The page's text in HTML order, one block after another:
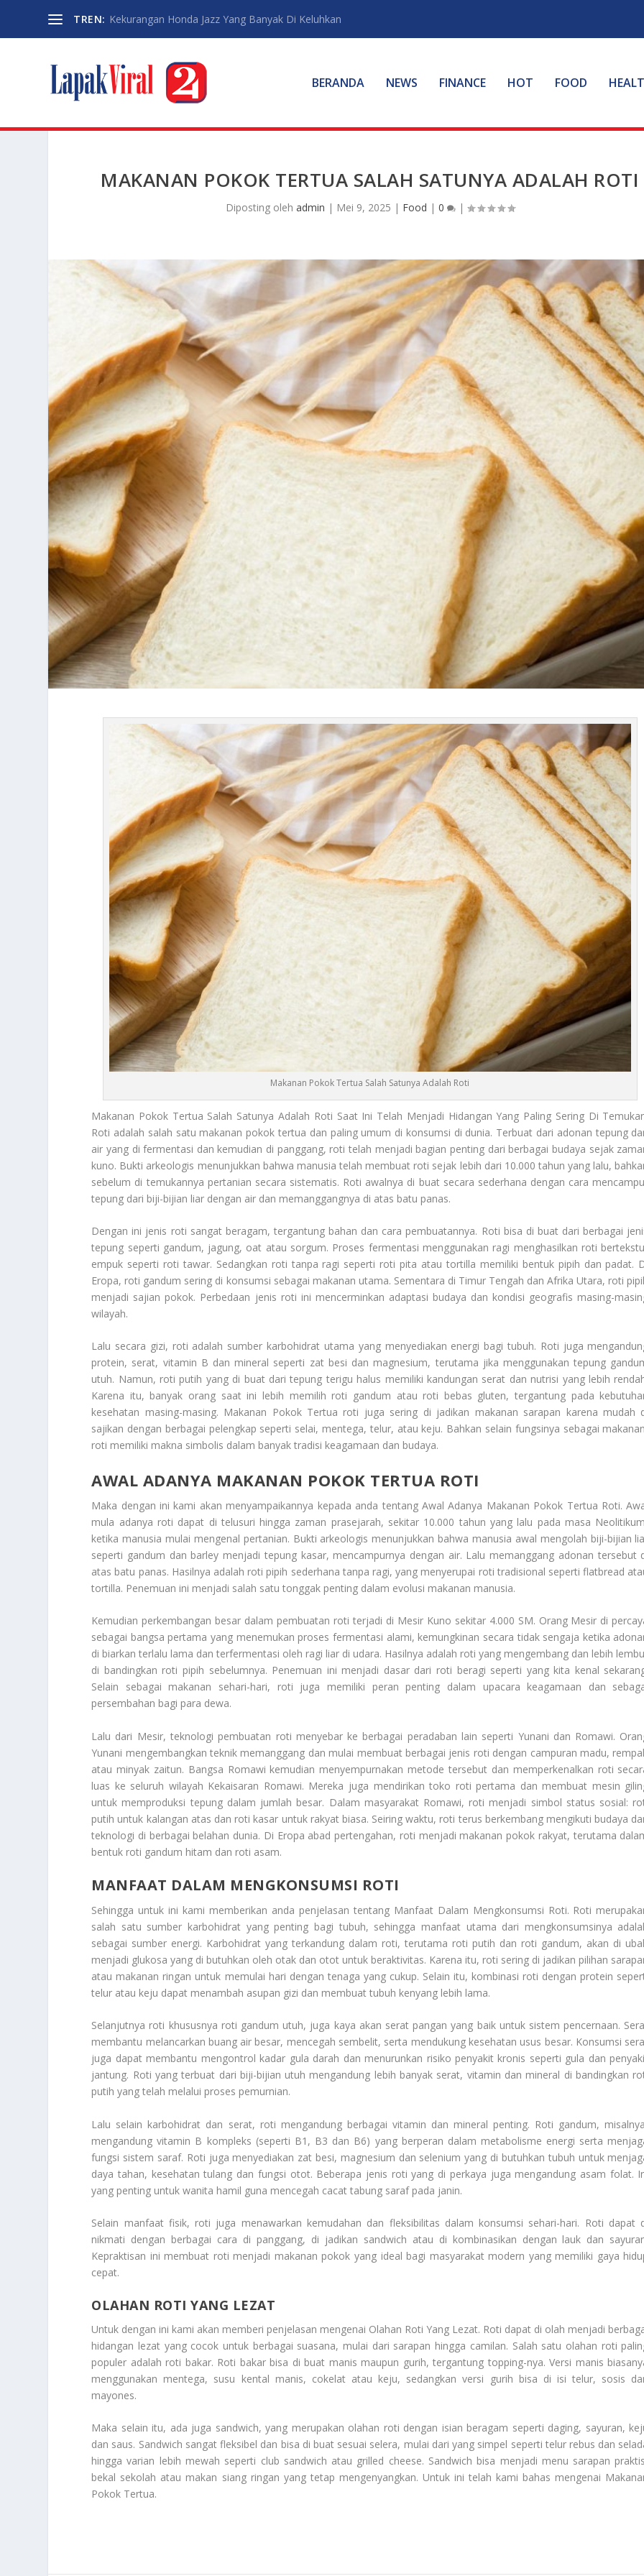
TREN: Kekurangan Honda Jazz Yang Banyak Di Keluhkan
BERANDA NEWS FINANCE HOT FOOD
MAKANAN POKOK TERTUA SALAH SATUNYA ADALAH ROTI
Diposting oleh admin | Mei 9, 2025 | Food | 0 |
Makanan Pokok Tertua Salah Satunya Adalah Roti
Makanan Pokok Tertua Salah Satunya Adalah Roti Saat Ini Telah Menjadi Hidangan Yang Paling Sering Di
Roti adalah salah satu makanan pokok tertua dan paling umum di konsumsi di dunia. Terbuat dari adonan tepung
air yang di fermentasi dan kemudian di panggang, roti telah menjadi bagian penting dari berbagai budaya sejak
kuno. Bukti arkeologis menunjukkan bahwa manusia telah membuat roti sejak lebih dari 10.000 tahun yang lalu,
sebelum di temukannya pertanian secara sistematis. Roti awalnya di buat secara sederhana dengan cara
tepung dari biji-bijian liar dengan air dan memanggangnya di atas batu panas.
Dengan ini jenis roti sangat beragam, tergantung bahan dan cara pembuatannya. Roti bisa di buat dari berbagai
tepung seperti gandum, jagung, oat atau sorgum. Proses fermentasi menggunakan ragi menghasilkan roti
empuk seperti roti tawar. Sedangkan roti tanpa ragi seperti roti pita atau tortilla memiliki bentuk pipih dan padat.
Eropa, roti gandum sering di konsumsi sebagai makanan utama. Sementara di Timur Tengah dan Afrika Utara, roti
menjadi sajian pokok. Perbedaan jenis roti ini mencerminkan adaptasi budaya dan kondisi geografis masing-
wilayah.
Lalu secara gizi, roti adalah sumber karbohidrat utama yang menyediakan energi bagi tubuh. Roti juga
protein, serat, vitamin B dan mineral seperti zat besi dan magnesium, terutama jika menggunakan tepung
utuh. Namun, roti putih yang di buat dari tepung terigu halus memiliki kandungan serat dan nutrisi yang lebih
Karena itu, banyak orang saat ini lebih memilih roti gandum atau roti bebas gluten, tergantung pada
kesehatan masing-masing. Makanan Pokok Tertua roti juga sering di jadikan makanan sarapan karena mudah
sajikan dengan berbagai pelengkap seperti selai, mentega, telur, atau keju. Bahkan selain fungsinya sebagai
roti memiliki makna simbolis dalam banyak tradisi keagamaan dan budaya.
AWAL ADANYA MAKANAN POKOK TERTUA ROTI
Maka dengan ini kami akan menyampaikannya kepada anda tentang Awal Adanya Makanan Pokok Tertua Roti.
mula adanya roti dapat di telusuri hingga zaman prasejarah, sekitar 10.000 tahun yang lalu pada masa
ketika manusia mulai mengenal pertanian. Bukti arkeologis menunjukkan bahwa manusia awal mengolah biji-bijian
seperti gandum dan barley menjadi tepung kasar, mencampurnya dengan air. Lalu memanggang adonan tersebut
atas batu panas. Hasilnya adalah roti pipih sederhana tanpa ragi, yang menyerupai roti tradisional seperti flatbread
tortilla. Penemuan ini menjadi salah satu tonggak penting dalam evolusi makanan manusia.
Kemudian perkembangan besar dalam pembuatan roti terjadi di Mesir Kuno sekitar 4.000 SM. Orang Mesir di
sebagai bangsa pertama yang menemukan proses fermentasi alami, kemungkinan secara tidak sengaja ketika
di biarkan terlalu lama dan terfermentasi oleh ragi liar di udara. Hasilnya adalah roti yang mengembang dan lebih
di bandingkan roti pipih sebelumnya. Penemuan ini menjadi dasar dari roti beragi seperti yang kita kenal
Selain sebagai makanan sehari-hari, roti juga memiliki peran penting dalam upacara keagamaan dan
persembahan bagi para dewa.
Lalu dari Mesir, teknologi pembuatan roti menyebar ke berbagai peradaban lain seperti Yunani dan Romawi.
Yunani mengembangkan teknik memanggang dan mulai membuat berbagai jenis roti dengan campuran madu,
atau minyak zaitun. Bangsa Romawi kemudian menyempurnakan metode tersebut dan memperkenalkan roti
luas ke seluruh wilayah Kekaisaran Romawi. Mereka juga mendirikan toko roti pertama dan membuat mesin
untuk memproduksi tepung dalam jumlah besar. Dalam masyarakat Romawi, roti menjadi simbol status sosial:
putih untuk kalangan atas dan roti kasar untuk rakyat biasa. Seiring waktu, roti terus berkembang mengikuti budaya
teknologi di berbagai belahan dunia. Di Eropa abad pertengahan, roti menjadi makanan pokok rakyat, terutama
bentuk roti gandum hitam dan roti asam.
MANFAAT DALAM MENGKONSUMSI ROTI
Sehingga untuk ini kami memberikan anda penjelasan tentang Manfaat Dalam Mengkonsumsi Roti. Roti
salah satu sumber karbohidrat yang penting bagi tubuh, sehingga manfaat utama dari mengkonsumsinya
sebagai sumber energi. Karbohidrat yang terkandung dalam roti, terutama roti putih dan roti gandum, akan di
menjadi glukosa yang di butuhkan oleh otak dan otot untuk beraktivitas. Karena itu, roti sering di jadikan pilihan
atau makanan ringan untuk memulai hari dengan tenaga yang cukup. Selain itu, kombinasi roti dengan protein
telur atau keju dapat menambah asupan gizi dan membuat tubuh kenyang lebih lama.
Selanjutnya roti khususnya roti gandum utuh, juga kaya akan serat pangan yang baik untuk sistem pencernaan.
membantu melancarkan buang air besar, mencegah sembelit, serta mendukung kesehatan usus besar. Konsumsi
juga dapat membantu mengontrol kadar gula darah dan menurunkan risiko penyakit kronis seperti gula dan
jantung. Roti yang terbuat dari biji-bijian utuh mengandung lebih banyak serat, vitamin dan mineral di bandingkan
putih yang telah melalui proses pemurnian.
Lalu selain karbohidrat dan serat, roti mengandung berbagai vitamin dan mineral penting. Roti gandum,
mengandung vitamin B kompleks (seperti B1, B3 dan B6) yang berperan dalam metabolisme energi serta
fungsi sistem saraf. Roti juga menyediakan zat besi, magnesium dan selenium yang di butuhkan tubuh untuk
daya tahan, kesehatan tulang dan fungsi otot. Beberapa jenis roti yang di perkaya juga mengandung asam folat.
yang penting untuk wanita hamil guna mencegah cacat tabung saraf pada janin.
Selain manfaat fisik, roti juga menawarkan kemudahan dan fleksibilitas dalam konsumsi sehari-hari. Roti dapat
nikmati dengan berbagai cara di panggang, di jadikan sandwich atau di kombinasikan dengan lauk dan
Kepraktisan ini membuat roti menjadi makanan pokok yang ideal bagi masyarakat modern yang memiliki gaya
cepat.
OLAHAN ROTI YANG LEZAT
Untuk dengan ini kami akan memberi penjelasan mengenai Olahan Roti Yang Lezat. Roti dapat di olah menjadi
hidangan lezat yang cocok untuk berbagai suasana, mulai dari sarapan hingga camilan. Salah satu olahan roti
populer adalah roti bakar. Roti bakar bisa di buat manis maupun gurih, tergantung topping-nya. Versi manis
menggunakan mentega, susu kental manis, cokelat atau keju, sedangkan versi gurih bisa di isi telur, sosis
mayones.
Maka selain itu, ada juga sandwich, yang merupakan olahan roti dengan isian beragam seperti daging, sayuran,
dan saus. Sandwich sangat fleksibel dan bisa di buat sesuai selera, mulai dari yang simpel seperti telur rebus dan
hingga varian lebih mewah seperti club sandwich atau grilled cheese. Sandwich bisa menjadi menu sarapan
bekal sekolah atau makan siang ringan yang tetap mengenyangkan. Untuk ini telah kami bahas mengenai
Pokok Tertua.